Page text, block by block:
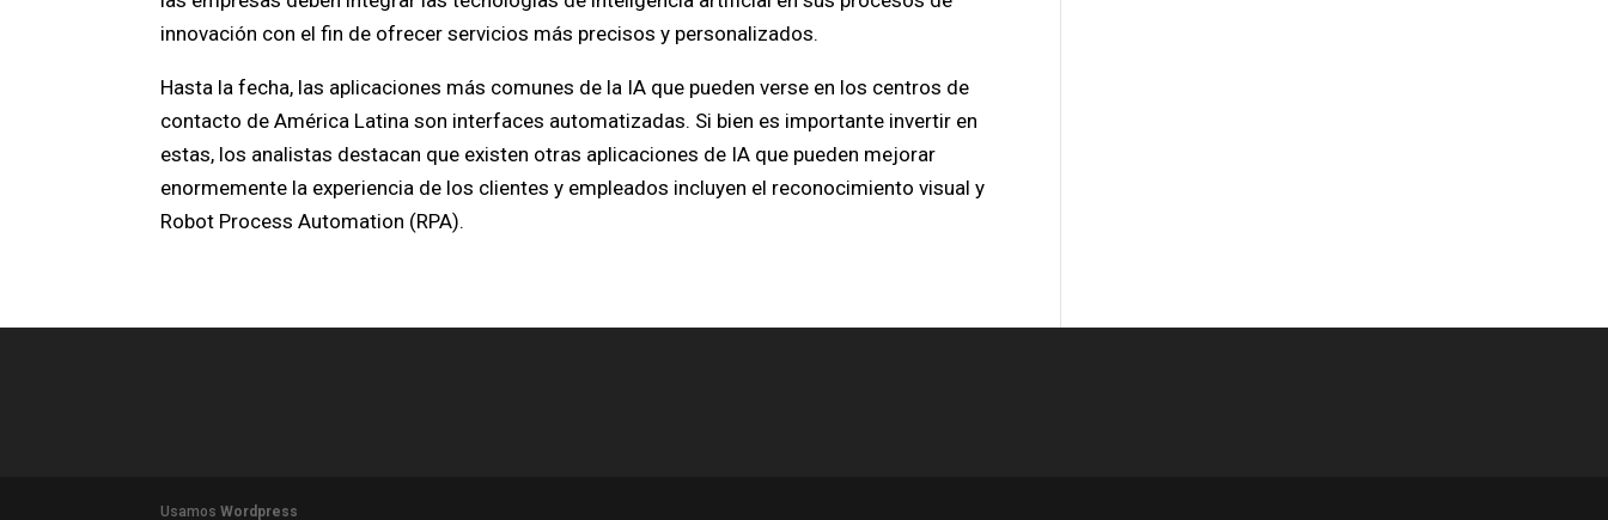
innovación con el fin de ofrecer servicios más precisos y personalizados.
Hasta la fecha, las aplicaciones más comunes de la IA que pueden verse en los centros de
contacto de América Latina son interfaces automatizadas. Si bien es importante invertir en
estas, los analistas destacan que existen otras aplicaciones de IA que pueden mejorar
enormemente la experiencia de los clientes y empleados incluyen el reconocimiento visual y
Robot Process Automation (RPA).
UsamosWordpress